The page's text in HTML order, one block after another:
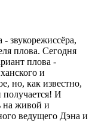
звукорежиссёра,
плова. Сегодня
плова -
и
но, как известно,
получается! И
на живой и
ведущего Дэна и